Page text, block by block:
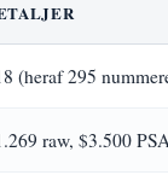
(heraf 295
raw, $3.500